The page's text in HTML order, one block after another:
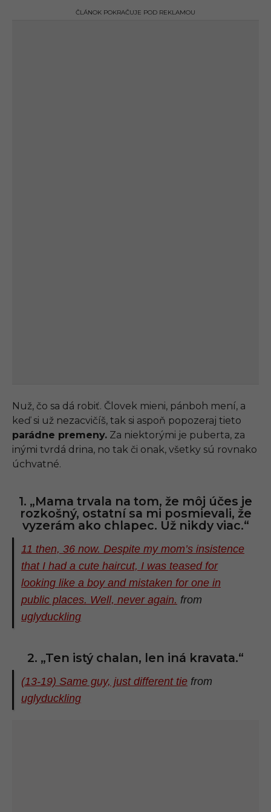
ČLÁNOK POKRAČUJE POD REKLAMOU
Nuž, čo sa dá robiť. Človek mieni, pánboh mení, a
keď si už nezacvičíš, tak si aspoň popozeraj tieto
parádne premeny. Za niektorými je puberta, za
inými tvrdá drina, no tak či onak, všetky sú rovnako
úchvatné.
1. „Mama trvala na tom, že môj účes je
rozkošný, ostatní sa mi posmievali, že
vyzerám ako chlapec. Už nikdy viac.“
11 then, 36 now. Despite my mom’s insistence
that I had a cute haircut, I was teased for
looking like a boy and mistaken for one in
public places. Well, never again. from
uglyduckling
2. „Ten istý chalan, len iná kravata.“
(13-19) Same guy, just different tie from
uglyduckling